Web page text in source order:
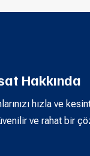
Hakkında
hızla ve
ve rahat bir